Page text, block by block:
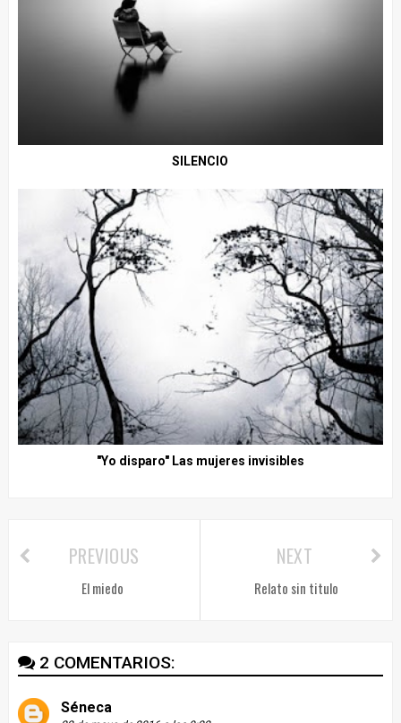
SILENCIO
"Yo disparo" Las mujeres invisibles
NEXT
Relato sin titulo
PREVIOUS
El miedo
2 COMENTARIOS:
Séneca